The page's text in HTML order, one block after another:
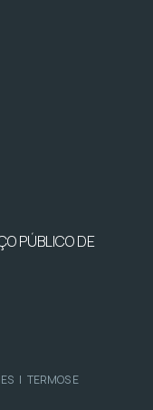
PÚBLICO DE
| TERMOS E